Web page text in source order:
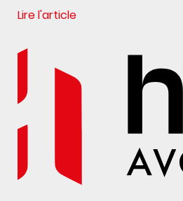
Lire l'article